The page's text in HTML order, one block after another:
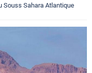
Souss Sahara Atlantique